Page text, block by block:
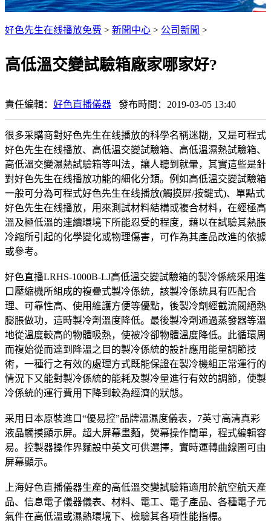
好色先生在线播放免费 > 新聞中心 > 公司新聞 >
高低溫交變試驗箱廠家哪家好?
責任編輯： 好色直播儀器 發布時間：2019-03-05 13:40
很多采購商對好色先生在线播放的科學名稱迷糊，又是可程式
好色先生在线播放、高低溫交變試驗箱、高低溫濕熱試驗箱、
高低溫交變濕熱試驗箱等叫法，讓人聽到就暈，其實這些是針
對好色先生在线播放功能的細化分類。例如高低溫交變試驗箱
一般可分為可程式好色先生在线播放(觸摸屏/按鍵式)、單點式
好色先生在线播放，用來測試材料結構或複合材料，在經極高
溫及極低溫的連續環境下所能忍受的程度，藉以在試驗其熱脹
冷縮所引起的化學變化或物理傷害，可作為其產品改進的依據
或參考。
好色直播LRHS-1000B-LJ高低溫交變試驗箱的製冷係統采用進
口壓縮機所組成的複疊式製冷係統，該製冷係統具有匹配合
理、可靠性高、使用維護方便等優點，後製冷劑經截流閥絕熱
膨脹做功，這時製冷劑溫度降低。最後製冷劑通過蒸發器等溫
地從溫度較高的物體吸熱，使被冷卻物體溫度降低。此循環周
而複始從而達到降溫之目的製冷係統的設計應用能量調節技
術，一種行之有效的處理方式既能保證在製冷機組正常運行的
情況下又能對製冷係統的能耗及製冷量進行有效的調節，使製
冷係統的運行費用下降到較為經濟的狀態。
采用日本原裝進口“優易控”品牌溫濕度儀表，7英寸高清真彩
液晶觸摸顯示屏。超大屏幕畫麵，熒幕操作簡單，程式編輯容
易。控製器操作界麵設中英文可供選擇，實時運轉曲線圖可由
屏幕顯示。
上海好色直播儀器生產的高低溫交變試驗箱適用於航空航天產
品、信息電子儀器儀表、材料、電工、電子產品、各種電子元
氣件在高低溫或濕熱環境下、檢驗其各項性能指標。